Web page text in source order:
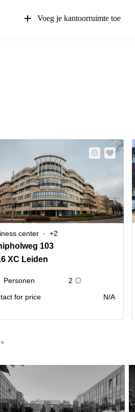
Voeg je kantoorruimte toe
center +2
103
XC Leiden
Personen
2
for price
N/A